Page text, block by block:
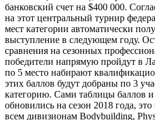
банковский счет на $400 000.
на этот центральный турнир
мест категории автоматически
выступление в следующем году.
сравнения на сезонных
победители напрямую пройдут в
по 5 место набирают
этих баллов будут добраны по 3
категорию. Сами таблицы баллов
обновились на сезон 2018 года,
всем дивизионам Bodybuilding,